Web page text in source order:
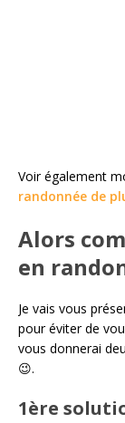
Voir également
randonnée de
Alors
en
Je vais vous
pour éviter de
vous donnerai
😉.
1ère